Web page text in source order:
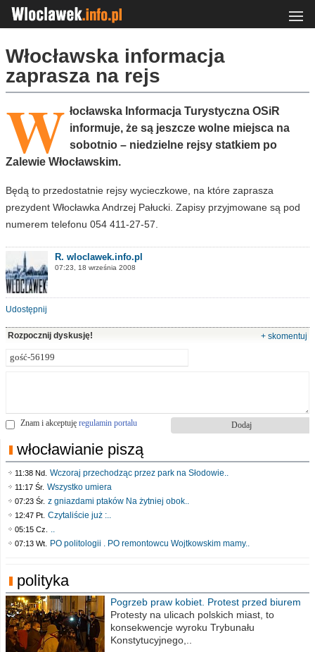
Włocławska informacja
zaprasza na rejs
W łocławska Informacja Turystyczna OSiR
informuje, że są jeszcze wolne miejsca na
sobotnio – niedzielne rejsy statkiem po
Zalewie Włocławskim.
Będą to przedostatnie rejsy wycieczkowe, na które zaprasza
prezydent Włocławka Andrzej Pałucki. Zapisy przyjmowane są pod
numerem telefonu 054 411-27-57.
R. wloclawek.info.pl
07:23, 18 września 2008
Udostępnij
Rozpocznij dyskusję! + skomentuj
Znam i akceptuję regulamin portalu
włocławianie piszą
11:38 Nd. Wczoraj przechodząc przez park na Słodowie..
11:17 Śr. Wszystko umiera
07:23 Śr. z gniazdami ptaków Na żytniej obok..
12:47 Pt. Czytaliście już :..
05:15 Cz. ..
07:13 Wt. PO politologii . PO remontowcu Wojtkowskim mamy..
polityka
Pogrzeb praw kobiet. Protest przed biurem
poselskim PiS
Protesty na ulicach polskich miast, to
konsekwencje wyroku Trybunału
Konstytucyjnego,..